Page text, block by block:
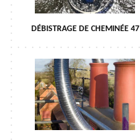
DÉBISTRAGE DE CHEMINÉE 47